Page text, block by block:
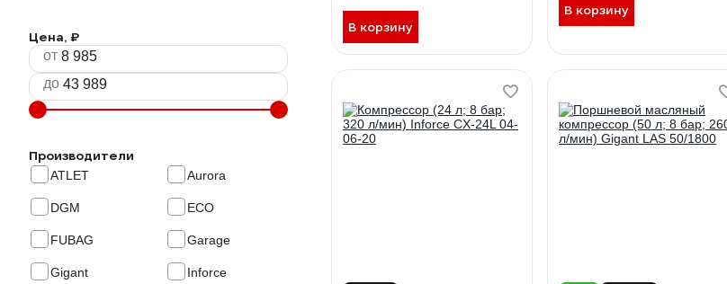
Цена, ₽
от
до
Производители
ATLET Aurora
DGM ECO
FUBAG Garage
Gigant Inforce
В корзину
В корзину